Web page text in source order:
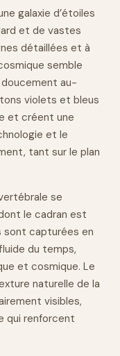
galaxie d’étoiles
et de vastes
détaillées et à
semble
doucement au-
violets et bleus
et créent une
et le
tant sur le plan
se
le cadran est
sont capturées en
du temps,
et cosmique. Le
naturelle de la
visibles,
qui renforcent